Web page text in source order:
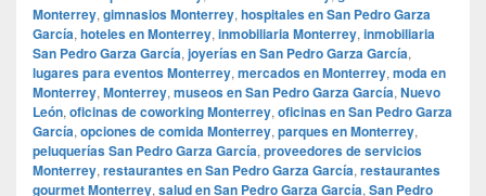
Monterrey, gimnasios Monterrey, hospitales en San Pedro Garza
García, hoteles en Monterrey, inmobiliaria Monterrey, inmobiliaria
San Pedro Garza García, joyerías en San Pedro Garza García,
lugares para eventos Monterrey, mercados en Monterrey, moda en
Monterrey, Monterrey, museos en San Pedro Garza García, Nuevo
León, oficinas de coworking Monterrey, oficinas en San Pedro Garza
García, opciones de comida Monterrey, parques en Monterrey,
peluquerías San Pedro Garza García, proveedores de servicios
Monterrey, restaurantes en San Pedro Garza García, restaurantes
gourmet Monterrey, salud en San Pedro Garza García, San Pedro